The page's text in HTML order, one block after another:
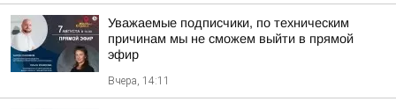
Уважаемые подписчики, по техническим
причинам мы не сможем выйти в прямой
эфир
Вчера, 14:11